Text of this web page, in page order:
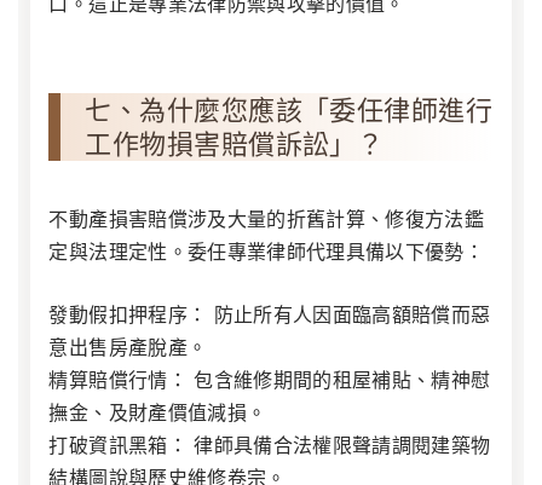
七、為什麼您應該「委任律師進行
工作物損害賠償訴訟」？
不動產損害賠償涉及大量的折舊計算、修復方法鑑
定與法理定性。委任專業律師代理具備以下優勢：
發動假扣押程序：
防止所有人因面臨高額賠償而惡
意出售房產脫產。
精算賠償行情： 包含維修期間的租屋補貼、精神慰
撫金、及財產價值減損。
打破資訊黑箱： 律師具備合法權限聲請調閱建築物
結構圖說與歷史維修卷宗。